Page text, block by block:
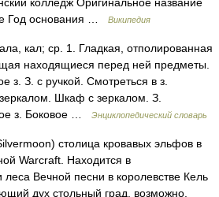
Год основания …
Википедия
кал; ср. 1. Гладкая, отполированная
находящиеся перед ней предметы.
з. З. с ручкой. Смотреться в з.
Шкаф с зеркалом. З.
з. Боковое …
Энциклопедический словарь
столица кровавых эльфов в
Warcraft. Находится в
леса Вечной песни в королевстве Кель
дух стольный град, возможно,